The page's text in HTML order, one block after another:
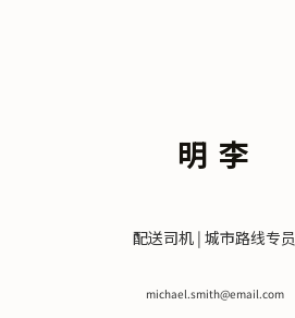
明 李
配送司机 | 城市路线专员
michael.smith@email.com